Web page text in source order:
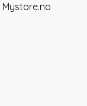
Mystore.no